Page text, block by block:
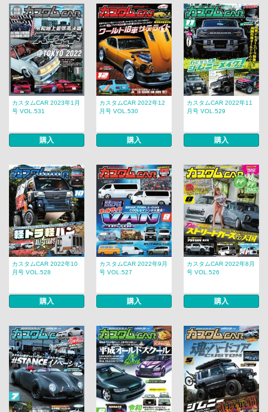
カスタムCAR 2023年1月
号 VOL.531
購入
カスタムCAR 2022年12
月号 VOL.530
購入
カスタムCAR 2022年11
月号 VOL.529
購入
カスタムCAR 2022年10
月号 VOL.528
購入
カスタムCAR 2022年9月
号 VOL.527
購入
カスタムCAR 2022年8月
号 VOL.526
購入